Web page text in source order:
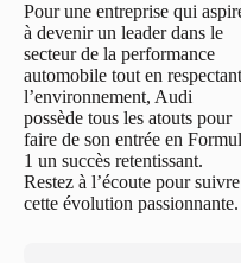
Pour une entreprise qui
à devenir un leader dans le
secteur de la performance
automobile tout en respectant
l’environnement, Audi
possède tous les atouts pour
faire de son entrée en
1 un succès retentissant.
Restez à l’écoute pour suivre
cette évolution passionnante.